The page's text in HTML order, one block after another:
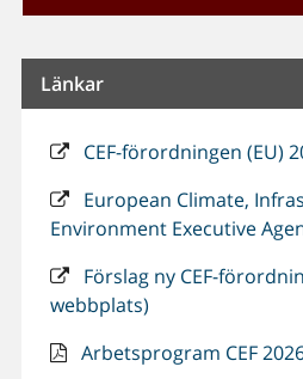
Länkar
CEF-förordningen (EU)
European Climate,
Environment Executive
Förslag ny CEF-
webbplats)
Arbetsprogram CEF